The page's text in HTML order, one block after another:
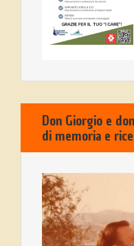
Don Giorgio e
di memoria e